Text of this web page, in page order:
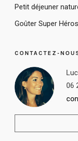
Petit déjeuner
Goûter Super
CONTACTEZ-
06